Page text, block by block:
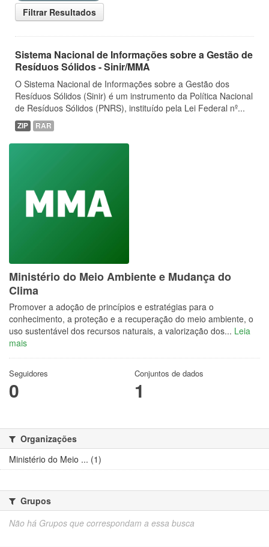
Filtrar Resultados
Sistema Nacional de Informações sobre a Gestão de
Resíduos Sólidos - Sinir/MMA
O Sistema Nacional de Informações sobre a Gestão dos
Resíduos Sólidos (Sinir) é um instrumento da Política Nacional
de Resíduos Sólidos (PNRS), instituído pela Lei Federal nº...
ZIP RAR
Ministério do Meio Ambiente e Mudança do
Clima
Promover a adoção de princípios e estratégias para o
conhecimento, a proteção e a recuperação do meio ambiente, o
uso sustentável dos recursos naturais, a valorização dos... Leia
mais
Seguidores
0
Conjuntos de dados
1
Organizações
Ministério do Meio ... (1)
Grupos
Não há Grupos que correspondam a essa busca